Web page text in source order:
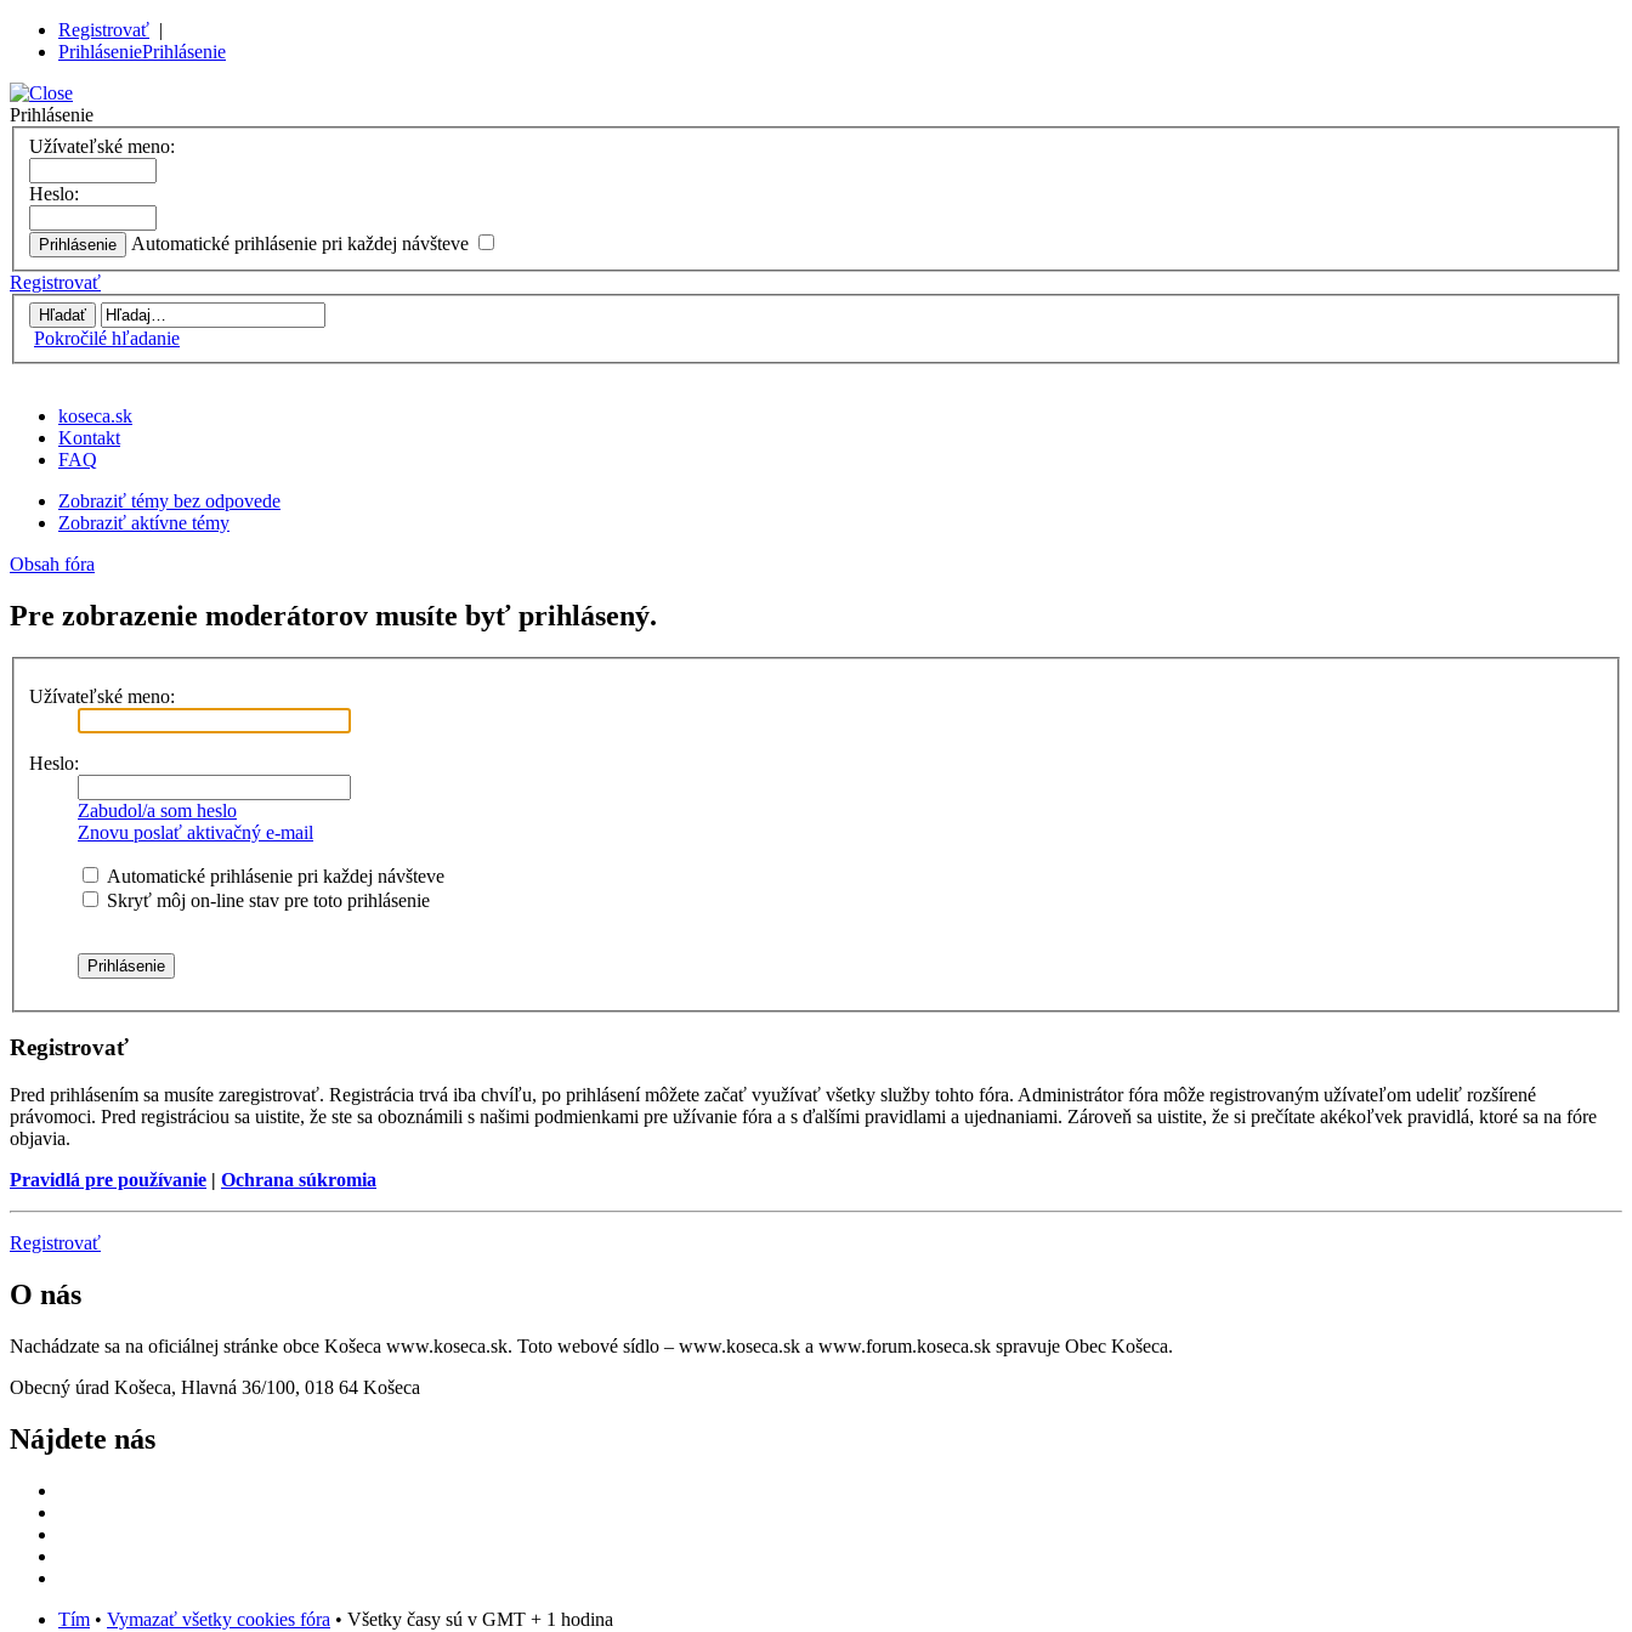
Registrovať |
PrihláseniePrihlásenie
Prihlásenie
Užívateľské meno:
Heslo:
Automatické prihlásenie pri každej návšteve
Registrovať
Pokročilé hľadanie
koseca.sk
Kontakt
FAQ
Zobraziť témy bez odpovede
Zobraziť aktívne témy
Obsah fóra
Pre zobrazenie moderátorov musíte byť prihlásený.
Užívateľské meno:
Heslo:
Zabudol/a som heslo
Znovu poslať aktivačný e-mail
Automatické prihlásenie pri každej návšteve
Skryť môj on-line stav pre toto prihlásenie
Registrovať
Pred prihlásením sa musíte zaregistrovať. Registrácia trvá iba chvíľu, po prihlásení môžete začať využívať všetky služby tohto fóra. Administrátor fóra môže registrovaným užívateľom udeliť rozšírené
právomoci. Pred registráciou sa uistite, že ste sa oboznámili s našimi podmienkami pre užívanie fóra a s ďalšími pravidlami a ujednaniami. Zároveň sa uistite, že si prečítate akékoľvek pravidlá, ktoré sa na fóre
objavia.
Pravidlá pre používanie | Ochrana súkromia
Registrovať
O nás
Nachádzate sa na oficiálnej stránke obce Košeca www.koseca.sk. Toto webové sídlo – www.koseca.sk a www.forum.koseca.sk spravuje Obec Košeca.
Obecný úrad Košeca, Hlavná 36/100, 018 64 Košeca
Nájdete nás
Tím • Vymazať všetky cookies fóra • Všetky časy sú v GMT + 1 hodina